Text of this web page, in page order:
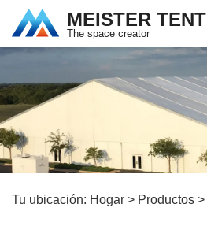
MEISTER TENT
The space creator
Tu ubicación: Hogar > Productos >